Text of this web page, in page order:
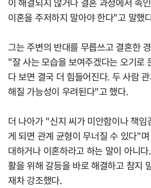
이혼을 주저하지 말아야 한다"고 말했
그는 주변의 반대를 무릅쓰고 결혼한
"잘 사는 모습을 보여주겠다는 오기로
다 보면 결국 더 힘들어진다. 두 사람
해질 가능성이 우려된다"고 했다.
더 나아가 "신지 씨가 미안함이나 책임
게 되면 관계 균형이 무너질 수 있다"
대하거나 이혼하라고 하는 말이 아니
활을 위해 갈등을 바로 해결하고 참지
재차 강조했다.